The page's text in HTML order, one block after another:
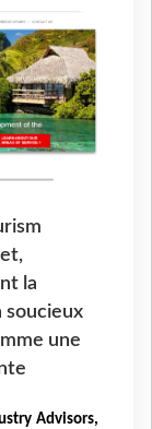
la
soucieux
une
Advisors,